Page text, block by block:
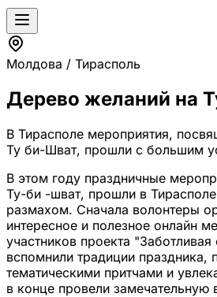
Молдова / Тирасполь
Дерево желаний на
В Тирасполе мероприятия,
Ту би-Шват, прошли с большим
В этом году праздничные
Ту-би -шват, прошли в
размахом. Сначала волонтеры
интересное и полезное онлайн
участников проекта
вспомнили традиции праздника,
тематическими притчами и
в конце провели замечательную